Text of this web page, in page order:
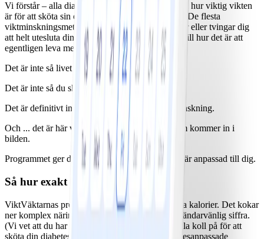
Vi förstår – alla diabetiker får höra samma råd om hur viktig vikten
är för att sköta sin diabetes. Men saken är denna: De flesta
viktminskningsmetoder, som innebär strikta dieter eller tvingar dig
att helt utesluta dina favoriträtter, tar inte hänsyn till hur det är att
egentligen leva med diabetes.
Det är inte så livet ser ut i verkligheten.
Det är inte så du skapar varaktiga vanor.
Det är definitivt inte så du uppnår hållbar viktminskning.
Och ... det är här vårt diabetesanpassade program kommer in i
bilden.
Programmet ger dig en viktminskningsplan som är anpassad till dig.
Så hur exakt fungerar det?
ViktVäktarnas program gör mer än att bara räkna kalorier. Det kokar
ner komplex näringsinformation till en enda användarvänlig siffra.
(Vi vet att du har tillräckligt många siffror att hålla koll på för att
sköta din diabetes.) Men det som gör vårt diabetesanpassade